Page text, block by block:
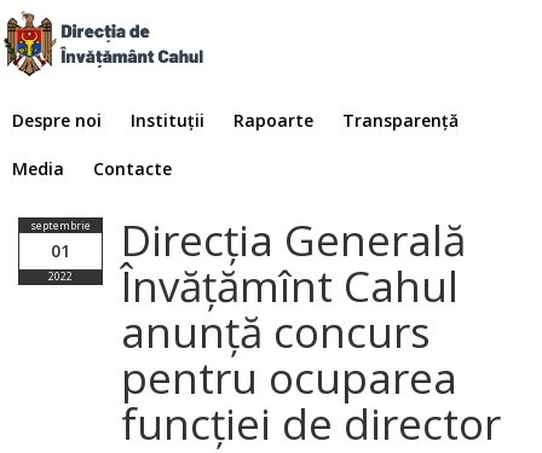
Despre noi Instituții Rapoarte Transparență
Media Contacte
septembrie
01
2022
Direcția Generală
Învățămînt Cahul
anunță concurs
pentru ocuparea
funcției de director